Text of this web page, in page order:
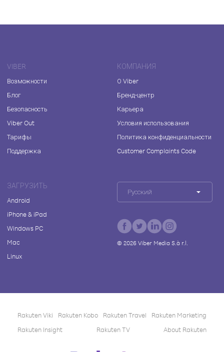
VIBER
Возможности
Блог
Безопасность
Viber Out
Тарифы
Поддержка
КОМПАНИЯ
О Viber
Бренд-центр
Карьера
Условия использования
Политика конфиденциальности
Customer Complaints Code
ЗАГРУЗИТЬ
Android
iPhone & iPad
Windows PC
Mac
Linux
Русский
© 2026Viber Media S.à r.l.
Rakuten Viki Rakuten Kobo Rakuten Travel
Rakuten Marketing
Rakuten Insight
Rakuten TV About Rakuten